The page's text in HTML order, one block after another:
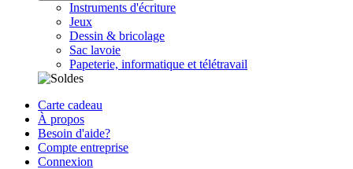
Instruments d'écriture
Jeux
Dessin & bricolage
Sac lavoie
Papeterie, informatique et télétravail
Carte cadeau
À propos
Besoin d'aide?
Compte entreprise
Connexion